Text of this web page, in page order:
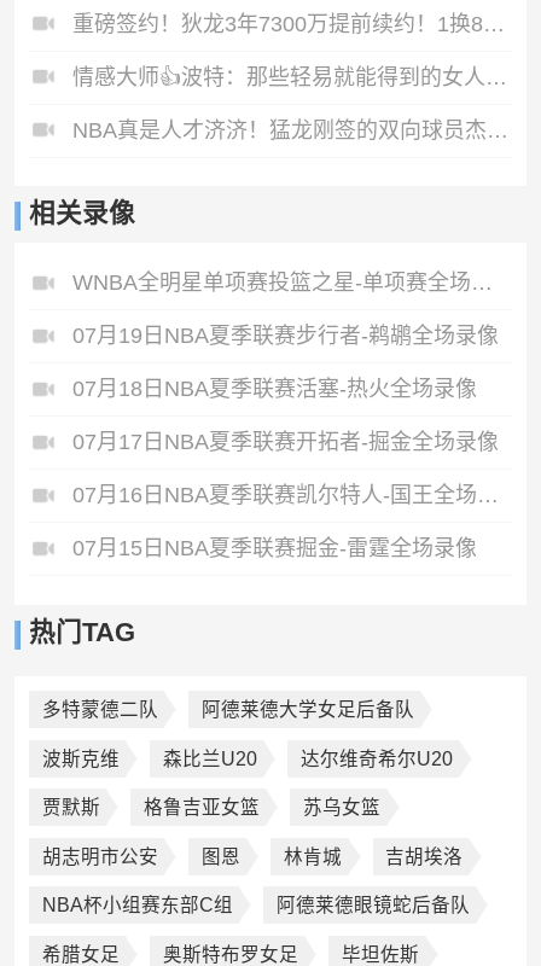
重磅签约！狄龙3年7300万提前续约！1换8交易成了最大惊喜！
情感大师👍波特：那些轻易就能得到的女人，会被男人归类成随便
NBA真是人才济济！猛龙刚签的双向球员杰克逊！高中时也是乱杀
相关录像
WNBA全明星单项赛投篮之星-单项赛全场录像
07月19日NBA夏季联赛步行者-鹈鹕全场录像
07月18日NBA夏季联赛活塞-热火全场录像
07月17日NBA夏季联赛开拓者-掘金全场录像
07月16日NBA夏季联赛凯尔特人-国王全场录像
07月15日NBA夏季联赛掘金-雷霆全场录像
热门TAG
多特蒙德二队 阿德莱德大学女足后备队
波斯克维 森比兰U20 达尔维奇希尔U20
贾默斯 格鲁吉亚女篮 苏乌女篮
胡志明市公安 图恩 林肯城 吉胡埃洛
NBA杯小组赛东部C组 阿德莱德眼镜蛇后备队
希腊女足 奥斯特布罗女足 毕坦佐斯